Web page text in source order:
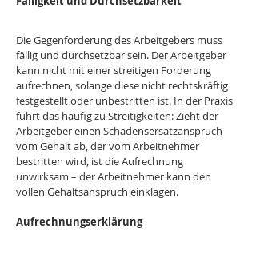
Die Gegenforderung des Arbeitgebers muss
fällig und durchsetzbar sein. Der Arbeitgeber
kann nicht mit einer streitigen Forderung
aufrechnen, solange diese nicht rechtskräftig
festgestellt oder unbestritten ist. In der Praxis
führt das häufig zu Streitigkeiten: Zieht der
Arbeitgeber einen Schadensersatzanspruch
vom Gehalt ab, der vom Arbeitnehmer
bestritten wird, ist die Aufrechnung
unwirksam – der Arbeitnehmer kann den
vollen Gehaltsanspruch einklagen.
Aufrechnungserklärung